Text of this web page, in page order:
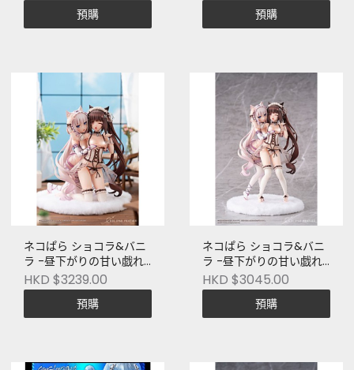
預購 預購
ネコぱら ショコラ&バニ
ラ -昼下がりの甘い戯れ
Ver.- 豪華版
HKD $3239.00
預購
ネコぱら ショコラ&バニ
ラ -昼下がりの甘い戯れ
Ver.- 通常版
HKD $3045.00
預購